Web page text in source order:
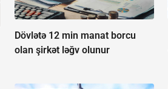
Dövlətə 12 min manat borcu
olan şirkət ləğv olunur